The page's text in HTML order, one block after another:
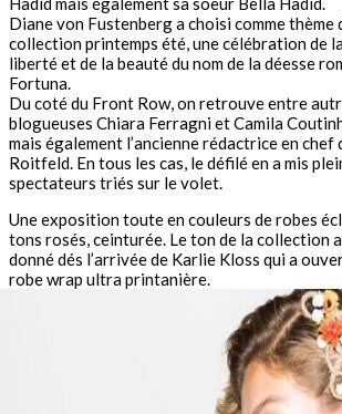
Diane von Fustenberg a choisi comme
collection printemps été, une célébration de
liberté et de la beauté du nom de la déesse
Fortuna.
Du coté du Front Row, on retrouve entre
blogueuses Chiara Ferragni et Camila
mais également l’ancienne rédactrice en chef
Roitfeld. En tous les cas, le défilé en a mis
spectateurs triés sur le volet.
Une exposition toute en couleurs de robes
tons rosés, ceinturée. Le ton de la collection
donné dés l’arrivée de Karlie Kloss qui a
robe wrap ultra printanière.